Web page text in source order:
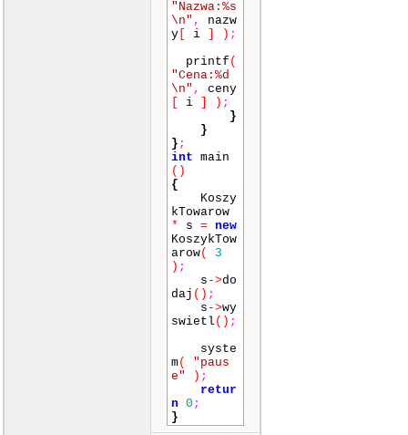
"Nazwa:%s
\n" ,
nazw
y
i ) ;
printf (
"Cena:%d
\n" ,
ceny
i ) ;
}
}
} ;
int main
()
{
Koszy
kTowarow
*
s = new
KoszykTow
arow(
3
) ;
s ->do
daj () ;
s ->wy
swietl () ;
syste
m(
"paus
e"
) ;
retur
n 0 ;
}